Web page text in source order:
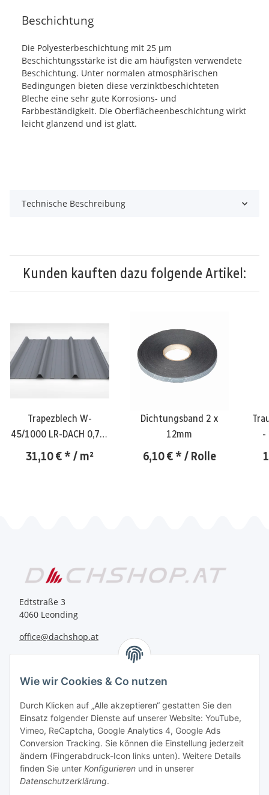
Beschichtung
Die Polyesterbeschichtung mit 25 µm
Beschichtungsstärke ist die am häufigsten verwendete
Beschichtung. Unter normalen atmosphärischen
Bedingungen bieten diese verzinktbeschichteten
Bleche eine sehr gute Korrosions- und
Farbbeständigkeit. Die Oberflächeenbeschichtung wirkt
leicht glänzend und ist glatt.
Technische Beschreibung
Kunden kauften dazu folgende Artikel:
Trapezblech W-
45/1000 LR-DACH 0,75-
RAL 9006 /
weißaluminium
31,10 €* / m²
Dichtungsband 2 x
12mm
6,10 €* / Rolle
-
Edtstraße 3
4060 Leonding
office@dachshop.at
Informationen
Sie haben Fragen zu
Wie wir Cookies & Co nutzen
Durch Klicken auf „Alle akzeptieren“ gestatten Sie den
Einsatz folgender Dienste auf unserer Website: YouTube,
Vimeo, ReCaptcha, Google Analytics 4, Google Ads
Conversion Tracking. Sie können die Einstellung jederzeit
ändern (Fingerabdruck-Icon links unten). Weitere Details
finden Sie unter Konfigurieren und in unserer
Datenschutzerklärung.